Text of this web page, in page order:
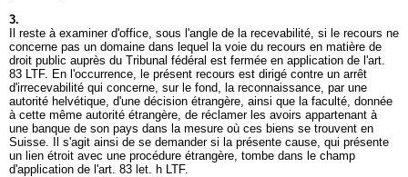
3.
Il reste à examiner d'office, sous l'angle de la recevabilité, si le recours ne
concerne pas un domaine dans lequel la voie du recours en matière de
droit public auprès du Tribunal fédéral est fermée en application de l'art.
83 LTF. En l'occurrence, le présent recours est dirigé contre un arrêt
d'irrecevabilité qui concerne, sur le fond, la reconnaissance, par une
autorité helvétique, d'une décision étrangère, ainsi que la faculté, donnée
à cette même autorité étrangère, de réclamer les avoirs appartenant à
une banque de son pays dans la mesure où ces biens se trouvent en
Suisse. Il s'agit ainsi de se demander si la présente cause, qui présente
un lien étroit avec une procédure étrangère, tombe dans le champ
d'application de l'art. 83 let. h LTF.